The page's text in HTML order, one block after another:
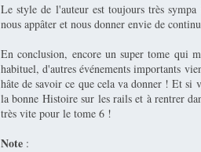
Le style de l'auteur est toujours très
nous appâter et nous donner envie de
En conclusion, encore un super tome qui
habituel, d'autres événements importants
hâte de savoir ce que cela va donner ! Et
la bonne Histoire sur les rails et à rentrer
très vite pour le tome 6 !
Note :